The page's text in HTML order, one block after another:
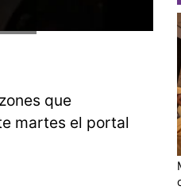
que
martes el portal